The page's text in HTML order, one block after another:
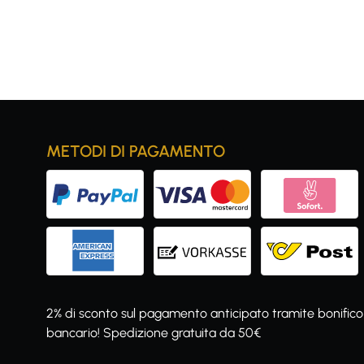
METODI DI PAGAMENTO
2% di sconto sul pagamento anticipato tramite bonifico
bancario! Spedizione gratuita da 50€